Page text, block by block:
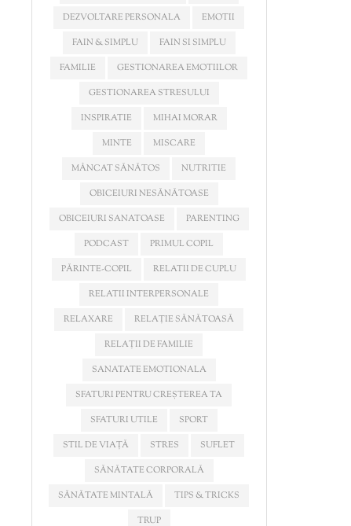
DEZVOLTARE PERSONALA
EMOTII
FAIN & SIMPLU
FAIN SI SIMPLU
FAMILIE
GESTIONAREA EMOTIILOR
GESTIONAREA STRESULUI
INSPIRATIE
MIHAI MORAR
MINTE
MISCARE
MÂNCAT SĂNĂTOS
NUTRITIE
OBICEIURI NESĂNĂTOASE
OBICEIURI SANATOASE
PARENTING
PODCAST
PRIMUL COPIL
PĂRINTE-COPIL
RELATII DE CUPLU
RELATII INTERPERSONALE
RELAXARE
RELAȚIE SĂNĂTOASĂ
RELAȚII DE FAMILIE
SANATATE EMOTIONALA
SFATURI PENTRU CREȘTEREA TA
SFATURI UTILE
SPORT
STIL DE VIAȚĂ
STRES
SUFLET
SĂNĂTATE CORPORALĂ
SĂNĂTATE MINTALĂ
TIPS & TRICKS
TRUP